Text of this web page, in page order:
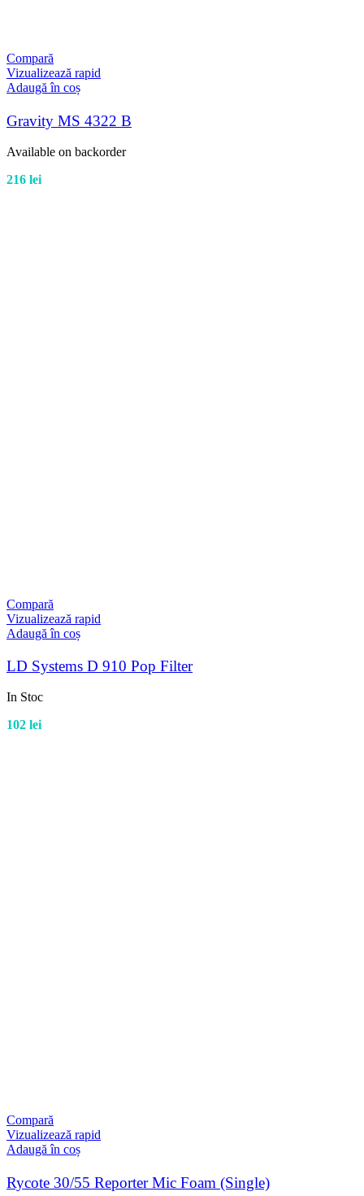
Compară
Vizualizează rapid
Adaugă în coș
Gravity MS 4322 B
Available on backorder
216 lei
Compară
Vizualizează rapid
Adaugă în coș
LD Systems D 910 Pop Filter
In Stoc
102 lei
Compară
Vizualizează rapid
Adaugă în coș
Rycote 30/55 Reporter Mic Foam (Single)